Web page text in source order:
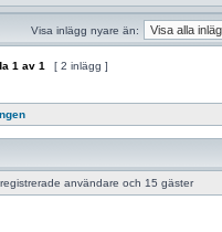
Visa inlägg nyare än:
1 av 1 [ 2 inlägg ]
användare och 15 gäster